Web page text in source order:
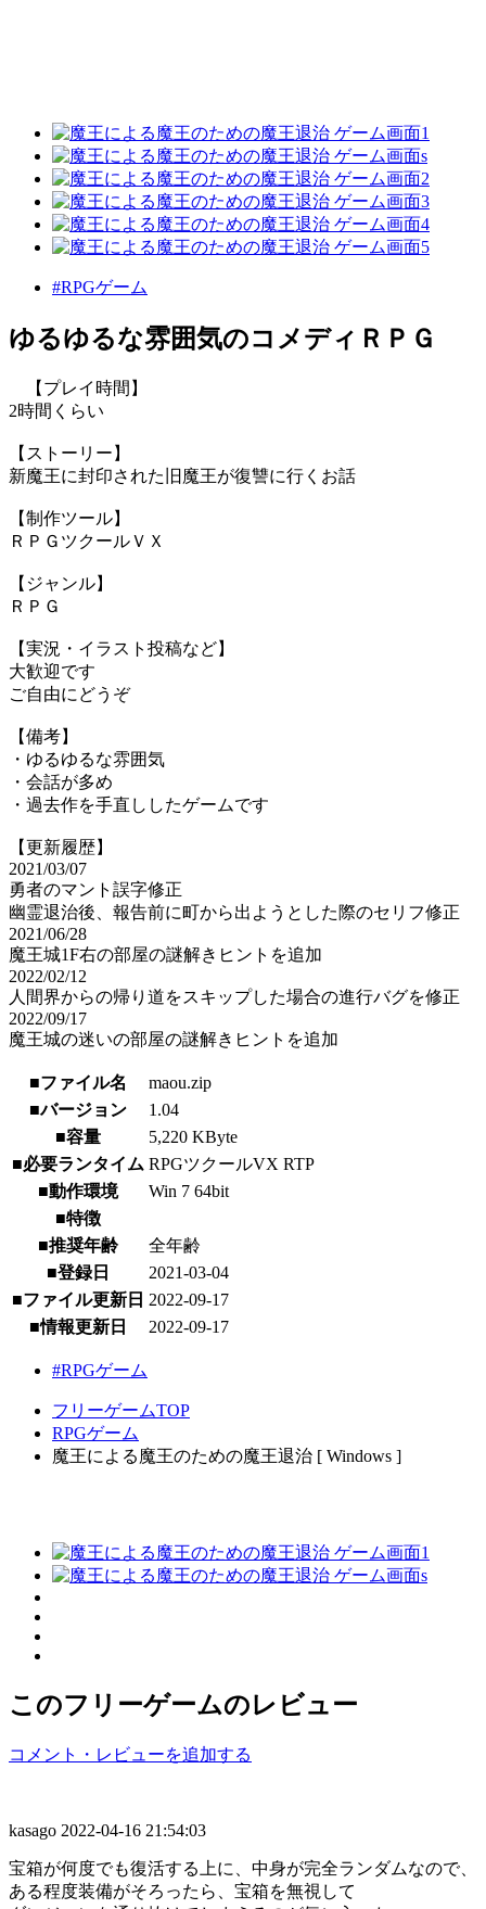
#RPGゲーム
ゆるゆるな雰囲気のコメディＲＰＧ
【プレイ時間】
2時間くらい
【ストーリー】
新魔王に封印された旧魔王が復讐に行くお話
【制作ツール】
ＲＰＧツクールＶＸ
【ジャンル】
ＲＰＧ
【実況・イラスト投稿など】
大歓迎です
ご自由にどうぞ
【備考】
・ゆるゆるな雰囲気
・会話が多め
・過去作を手直ししたゲームです
【更新履歴】
2021/03/07
勇者のマント誤字修正
幽霊退治後、報告前に町から出ようとした際のセリフ修正
2021/06/28
魔王城1F右の部屋の謎解きヒントを追加
2022/02/12
人間界からの帰り道をスキップした場合の進行バグを修正
2022/09/17
魔王城の迷いの部屋の謎解きヒントを追加
■ファイル名
maou.zip
■バージョン
1.04
■容量
5,220 KByte
■必要ランタイム RPGツクールVX RTP
■動作環境
Win 7 64bit
■特徴
■推奨年齢
全年齢
■登録日
2021-03-04
■ファイル更新日 2022-09-17
■情報更新日
2022-09-17
#RPGゲーム
フリーゲームTOP
RPGゲーム
魔王による魔王のための魔王退治 [ Windows ]
このフリーゲームのレビュー
コメント・レビューを追加する
kasago 2022-04-16 21:54:03
宝箱が何度でも復活する上に、中身が完全ランダムなので、
ある程度装備がそろったら、宝箱を無視して